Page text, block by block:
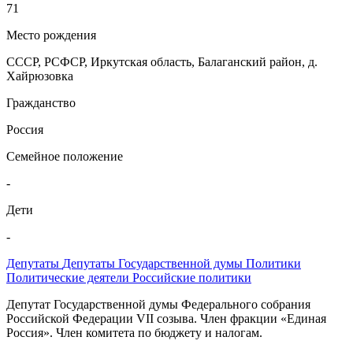
71
Место рождения
СССР, РСФСР, Иркутская область, Балаганский район, д.
Хайрюзовка
Гражданство
Россия
Семейное положение
-
Дети
-
Депутаты Депутаты Государственной думы Политики
Политические деятели Российские политики
Депутат Государственной думы Федерального собрания
Российской Федерации VII созыва. Член фракции «Единая
Россия». Член комитета по бюджету и налогам.